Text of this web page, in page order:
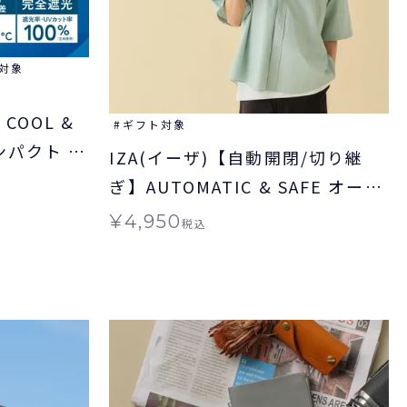
象
&
パクト 日
ギフト対象
IZA(イーザ)【自動開閉/切り継
ぎ】AUTOMATIC & SAFE オート
マティック＆セーフ 日傘 折りた
¥4,950税込